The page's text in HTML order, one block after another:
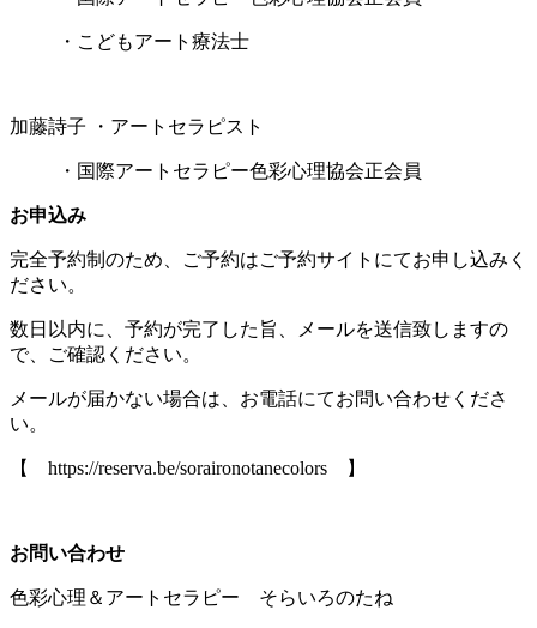
・こどもアート療法士
加藤詩子 ・アートセラピスト
・国際アートセラピー色彩心理協会正会員
お申込み
完全予約制のため、ご予約はご予約サイトにてお申し込みく
ださい。
数日以内に、予約が完了した旨、メールを送信致しますの
で、ご確認ください。
メールが届かない場合は、お電話にてお問い合わせくださ
い。
【 ‭https://reserva.be/soraironotanecolors‬ 】
お問い合わせ
色彩心理＆アートセラピー そらいろのたね